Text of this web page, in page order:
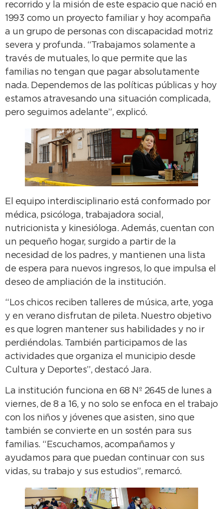
recorrido y la misión de este espacio que nació en
1993 como un proyecto familiar y hoy acompaña
a un grupo de personas con discapacidad motriz
severa y profunda. “Trabajamos solamente a
través de mutuales, lo que permite que las
familias no tengan que pagar absolutamente
nada. Dependemos de las políticas públicas y hoy
estamos atravesando una situación complicada,
pero seguimos adelante”, explicó.
El equipo interdisciplinario está conformado por
médica, psicóloga, trabajadora social,
nutricionista y kinesióloga. Además, cuentan con
un pequeño hogar, surgido a partir de la
necesidad de los padres, y mantienen una lista
de espera para nuevos ingresos, lo que impulsa el
deseo de ampliación de la institución.
“Los chicos reciben talleres de música, arte, yoga
y en verano disfrutan de pileta. Nuestro objetivo
es que logren mantener sus habilidades y no ir
perdiéndolas. También participamos de las
actividades que organiza el municipio desde
Cultura y Deportes”, destacó Jara.
La institución funciona en 68 Nº 2645 de lunes a
viernes, de 8 a 16, y no solo se enfoca en el trabajo
con los niños y jóvenes que asisten, sino que
también se convierte en un sostén para sus
familias. “Escuchamos, acompañamos y
ayudamos para que puedan continuar con sus
vidas, su trabajo y sus estudios”, remarcó.